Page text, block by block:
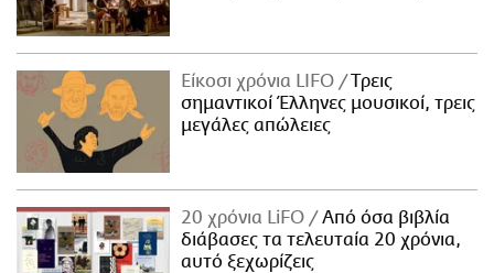
Είκοσι χρόνια LIFO
Tρεις
σημαντικοί Έλληνες μουσικοί, τρεις
μεγάλες απώλειες
20 χρόνια LiFO
Από όσα βιβλία
διάβασες τα τελευταία 20 χρόνια,
αυτό ξεχωρίζεις